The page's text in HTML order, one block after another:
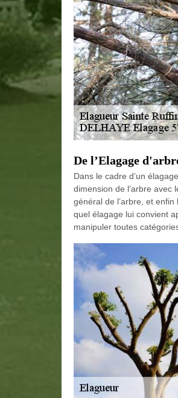
De l’Elagage
Dans le cadre d’un
dimension de l’arbre avec
général de l’arbre, et
quel élagage lui convient
manipuler toutes